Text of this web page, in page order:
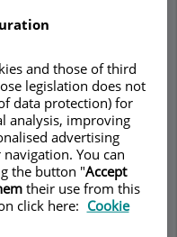
and those of third
legislation does not
data protection) for
analysis, improving
advertising
You can
the button "Accept
their use from this
click here: Cookie